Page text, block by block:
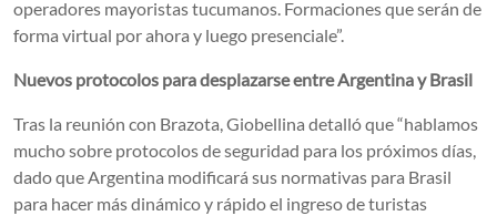
operadores mayoristas tucumanos. Formaciones que serán de
forma virtual por ahora y luego presenciale”.
Nuevos protocolos para desplazarse entre Argentina y Brasil
Tras la reunión con Brazota, Giobellina detalló que “hablamos
mucho sobre protocolos de seguridad para los próximos días,
dado que Argentina modificará sus normativas para Brasil
para hacer más dinámico y rápido el ingreso de turistas